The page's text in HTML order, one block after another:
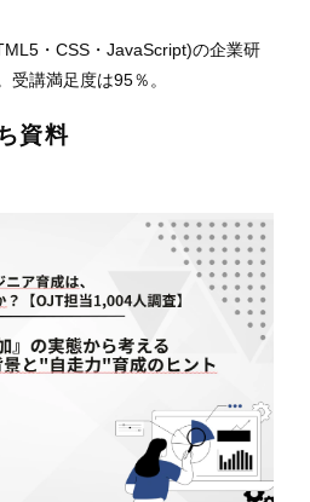
・CSS・JavaScript)の企業研
講満足度は95％。
資料